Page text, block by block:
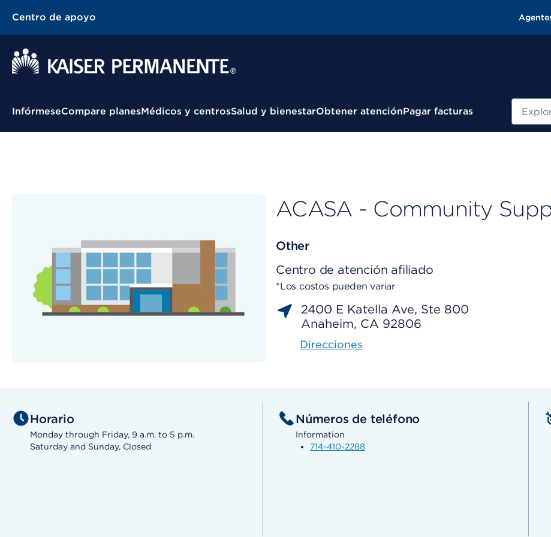
Centro de apoyo
Menú contextual
InfórmeseCompare planesMédicos y centrosSalud y bienestarObtener atenciónPagar facturas Buscar
ACASA - Community
Other
Centro de atención afiliado
*Los costos pueden variar
2400 E Katella Ave, Ste 800
Anaheim, CA 92806
Direcciones
Horario
Monday through Friday, 9 a.m. to 5 p.m.
Saturday and Sunday, Closed
Números de teléfono
Information
714-410-2288